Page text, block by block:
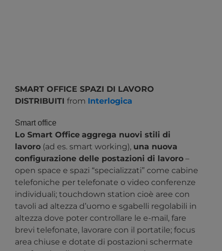
SMART OFFICE SPAZI DI LAVORO
DISTRIBUITI from Interlogica
Smart office
Lo Smart Office aggrega nuovi stili di
lavoro (ad es. smart working), una nuova
configurazione delle postazioni di lavoro –
open space e spazi “specializzati” come cabine
telefoniche per telefonate o video conferenze
individuali; touchdown station cioè aree con
tavoli ad altezza d’uomo e sgabelli regolabili in
altezza dove poter controllare le e-mail, fare
brevi telefonate, lavorare con il portatile; focus
area chiuse e dotate di postazioni schermate